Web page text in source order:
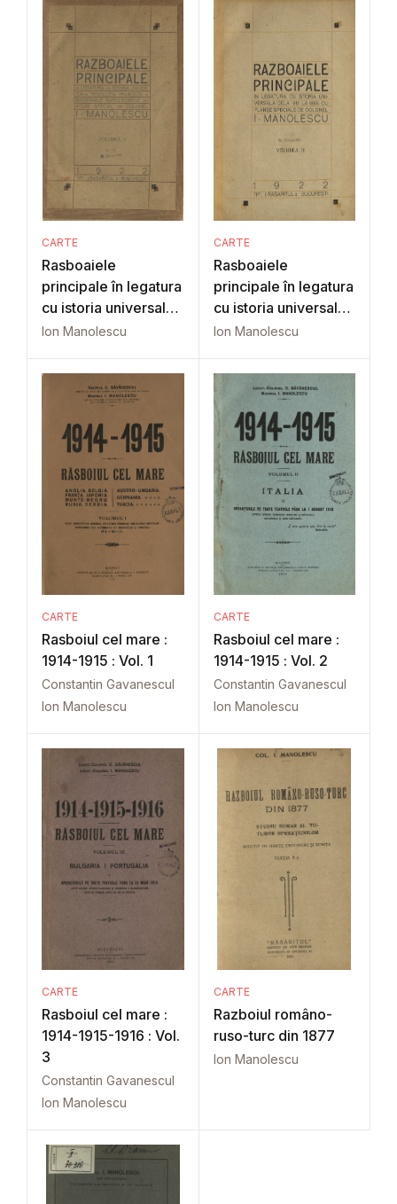
CARTE
Rasboaiele
principale în legatura
cu istoria universala
Vol. 2
Ion Manolescu
CARTE
Rasboaiele
principale în legatura
cu istoria universala
Vol. 3
Ion Manolescu
CARTE
Rasboiul cel mare :
1914-1915 : Vol. 1
Constantin Gavanescul
Ion Manolescu
CARTE
Rasboiul cel mare :
1914-1915 : Vol. 2
Constantin Gavanescul
Ion Manolescu
CARTE
Rasboiul cel mare :
1914-1915-1916 : Vol.
3
Constantin Gavanescul
Ion Manolescu
CARTE
Razboiul româno-
ruso-turc din 1877
Ion Manolescu